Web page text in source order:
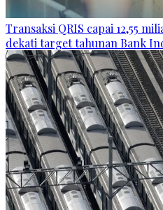
Transaksi QRIS capai 12,55
dekati target tahunan Bank